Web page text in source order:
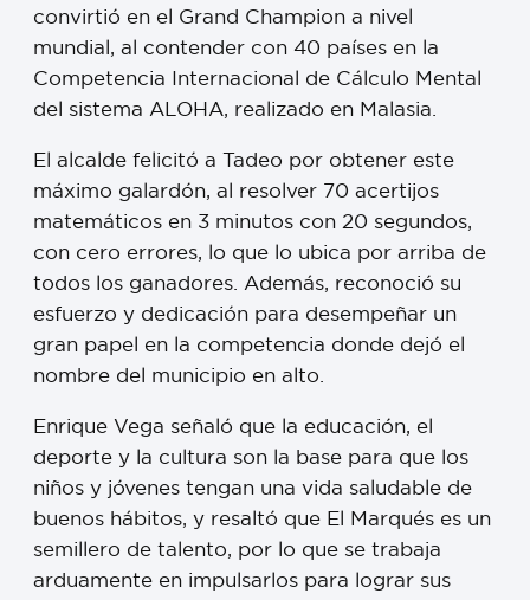
convirtió en el Grand Champion a nivel
mundial, al contender con 40 países en la
Competencia Internacional de Cálculo Mental
del sistema ALOHA, realizado en Malasia.
El alcalde felicitó a Tadeo por obtener este
máximo galardón, al resolver 70 acertijos
matemáticos en 3 minutos con 20 segundos,
con cero errores, lo que lo ubica por arriba de
todos los ganadores. Además, reconoció su
esfuerzo y dedicación para desempeñar un
gran papel en la competencia donde dejó el
nombre del municipio en alto.
Enrique Vega señaló que la educación, el
deporte y la cultura son la base para que los
niños y jóvenes tengan una vida saludable de
buenos hábitos, y resaltó que El Marqués es un
semillero de talento, por lo que se trabaja
arduamente en impulsarlos para lograr sus